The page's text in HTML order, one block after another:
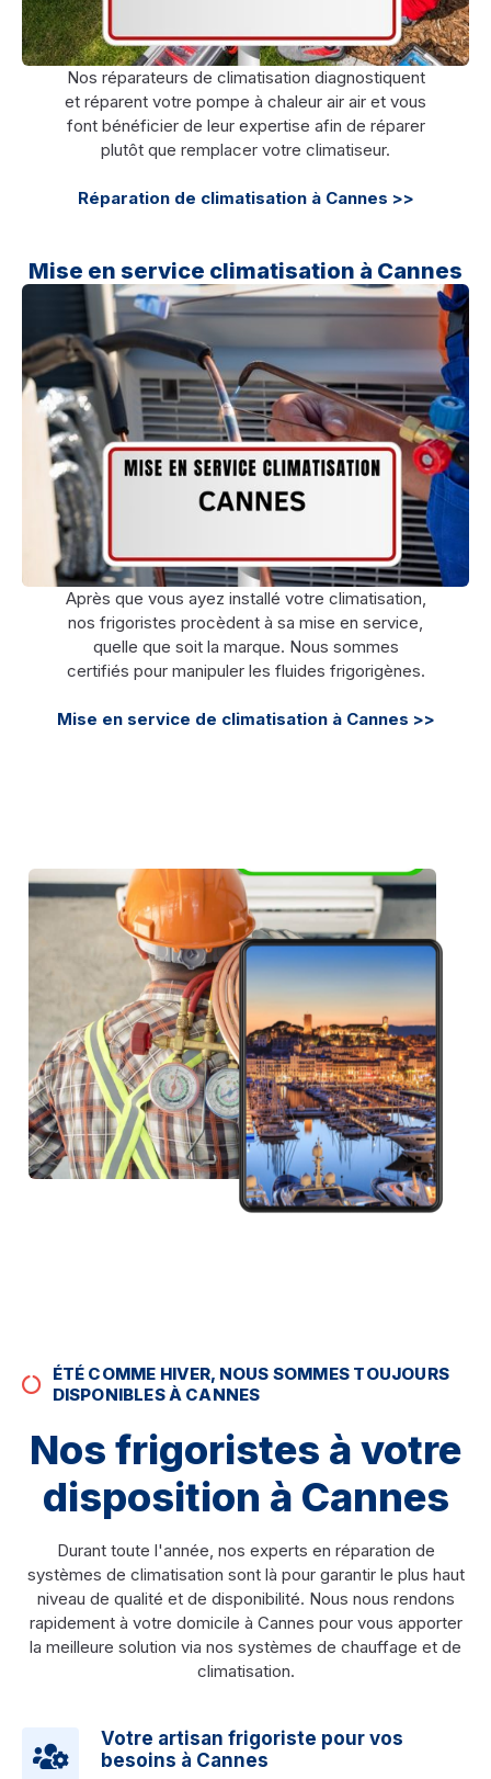
Nos réparateurs de climatisation diagnostiquent
et réparent votre pompe à chaleur air air et vous
font bénéficier de leur expertise afin de réparer
plutôt que remplacer votre climatiseur.
Réparation de climatisation à Cannes >>
Mise en service climatisation à Cannes
Après que vous ayez installé votre climatisation,
nos frigoristes procèdent à sa mise en service,
quelle que soit la marque. Nous sommes
certifiés pour manipuler les fluides frigorigènes.
Mise en service de climatisation à Cannes >>
ÉTÉ COMME HIVER, NOUS SOMMES TOUJOURS
DISPONIBLES À CANNES
Nos frigoristes à votre
disposition à Cannes
Durant toute l'année, nos experts en réparation de
systèmes de climatisation sont là pour garantir le plus haut
niveau de qualité et de disponibilité. Nous nous rendons
rapidement à votre domicile à Cannes pour vous apporter
la meilleure solution via nos systèmes de chauffage et de
climatisation.
Votre artisan frigoriste pour vos
besoins à Cannes